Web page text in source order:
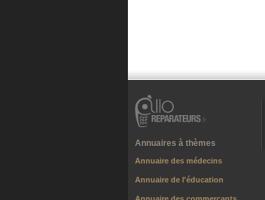
Annuaires à thèmes
Annuaire des médecins
Annuaire de l'éducation